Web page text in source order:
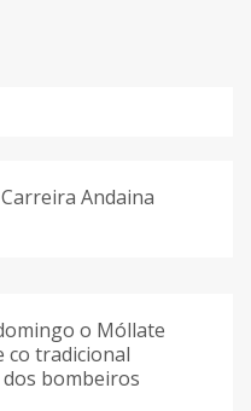
Andaina
o Móllate
co tradicional
bombeiros